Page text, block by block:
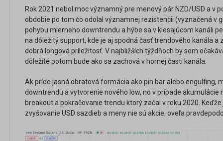
Rok 2021 nebol moc významný pre menový pár NZD/USD a v
obdobie po tom čo odolal významnej rezistencii (vyznačená v
pohybu mierneho downtrendu a hýbe sa v klesajúcom kanáli
na dôležitý support, kde je aj spodná časť trendového kanála a
dobrá longová príležitosť. V najbližších týždňoch by som
dôležité potom bude ako sa zachová v hornej časti kanála.
Ak príde jasná obratová formácia ako pin bar alebo engulfing,
downtrendu a vytvorenie nového low, no v prípade akumulácie
breakout a pokračovanie trendu ktorý začal v roku 2020.
zvyšovanie USD sazdieb a meny nie sú akcie, oveľa